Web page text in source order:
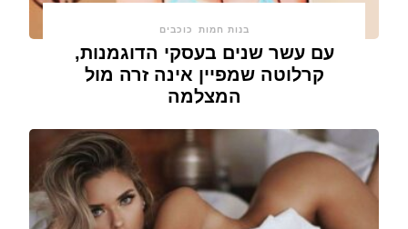
בנות חמות כוכבים
עם עשר שנים בעסקי הדוגמנות,
קרלוטה שמפיין אינה זרה מול
המצלמה